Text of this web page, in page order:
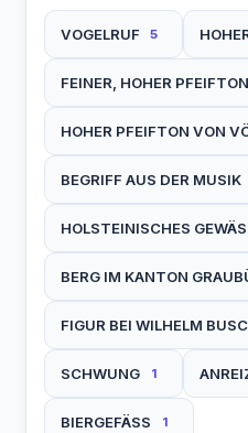
VOGELRUF 5
FEINER, HOHER PFEIFTON
HOHER PFEIFTON VON
BEGRIFF AUS DER MUSIK
HOLSTEINISCHES
BERG IM KANTON
FIGUR BEI WILHELM
SCHWUNG 1
BIERGEFÄSS 1